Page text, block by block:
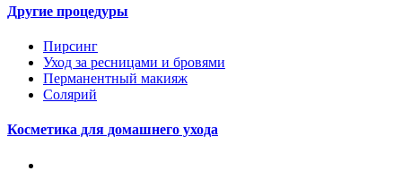
Другие процедуры
Пирсинг
Уход за ресницами и бровями
Перманентный макияж
Солярий
Косметика для домашнего ухода